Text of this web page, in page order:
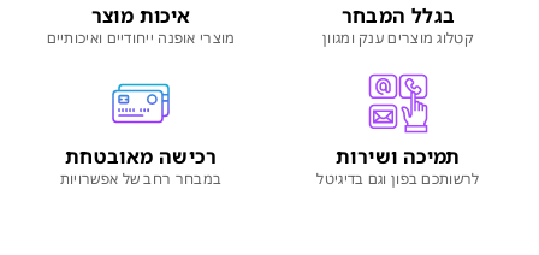
בגלל המבחר
קטלוג מוצרים ענק ומגוון
איכות מוצר
מוצרי אופנה ייחודיים ואיכותיים
תמיכה ושירות
לרשותכם בפון וגם בדיגיטל
רכישה מאובטחת
במבחר רחב של אפשרויות